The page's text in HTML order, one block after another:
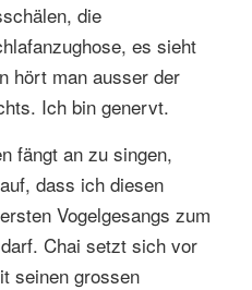
die
es sieht
hört man ausser der
Ich bin genervt.
fängt an zu singen,
dass ich diesen
Vogelgesangs zum
Chai setzt sich vor
seinen grossen